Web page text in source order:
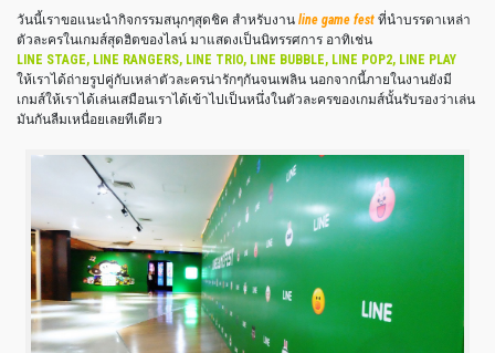
วันนี้เราขอแนะนำกิจกรรมสนุกๆสุดชิค สำหรับงาน line game fest ที่นำบรรดาเหล่า
ตัวละครในเกมส์สุดฮิตของไลน์ มาแสดงเป็นนิทรรศการ อาทิเช่น
LINE STAGE, LINE RANGERS, LINE TRIO, LINE BUBBLE, LINE POP2, LINE PLAY
ให้เราได้ถ่ายรูปคู่กับเหล่าตัวละครน่ารักๆกันจนเพลิน นอกจากนี้ภายในงานยังมี
เกมส์ให้เราได้เล่นเสมือนเราได้เข้าไปเป็นหนึ่งในตัวละครของเกมส์นั้นรับรองว่าเล่น
มันกันลืมเหนื่อยเลยทีเดียว